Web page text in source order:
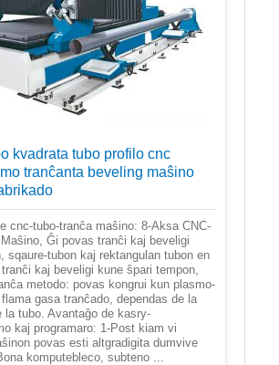
kvadrata tubo profilo cnc
tranĉanta beveling maŝino
cnc-tubo-tranĉa maŝino: 8-Aksa CNC-
Ĝi povas tranĉi kaj beveligi
sqaure-tubon kaj rektangulan tubon en
kaj beveligi kune ŝpari tempon,
metodo: povas kongrui kun plasmo-
gasa tranĉado, dependas de la
la tubo. Avantaĝo de kasry-
kaj programaro: 1-Post kiam vi
povas esti altgradigita dumvive
komputebleco, subteno ...